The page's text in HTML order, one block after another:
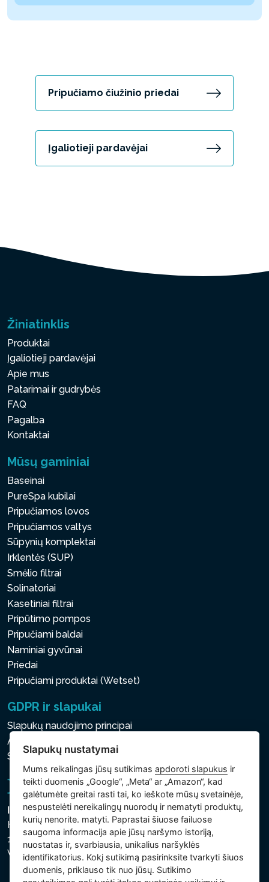
Pripučiamo čiužinio priedai
Įgaliotieji pardavėjai
Žiniatinklis
Produktai
Įgaliotieji pardavėjai
Apie mus
Patarimai ir gudrybės
FAQ
Pagalba
Kontaktai
Mūsų gaminiai
Baseinai
PureSpa kubilai
Pripučiamos lovos
Pripučiamos valtys
Sūpynių komplektai
Irklentės (SUP)
Smėlio filtrai
Solinatoriai
Kasetiniai filtrai
Pripūtimo pompos
Pripučiami baldai
Naminiai gyvūnai
Priedai
Pripučiami produktai (Wetset)
GDPR ir slapukai
Slapukų naudojimo principai
Asmens ir kitų tvarkomų duomenų apsaugos politika
Slapukų nustatymai
Intex Trading, s.r.o.
Hradecká 2526/3
130 00 Praha 3
Vinohrady - Česká republika
Slapukų nustatymai
Mums reikalingas jūsų sutikimasapdoroti slapukus ir
teikti duomenis „Google“, „Meta“ ar „Amazon“, kad
galėtumėte greitai rasti tai, ko ieškote mūsų svetainėje,
nespustelėti nereikalingų nuorodų ir nematyti produktų,
kurių nenorite. matyti. Paprastai šiuose failuose
saugoma informacija apie jūsų naršymo istoriją,
nuostatas ir, svarbiausia, unikalius naršyklės
identifikatorius. Kokį sutikimą pasirinksite tvarkyti šiuos
duomenis, priklauso tik nuo jūsų. Sutikimo